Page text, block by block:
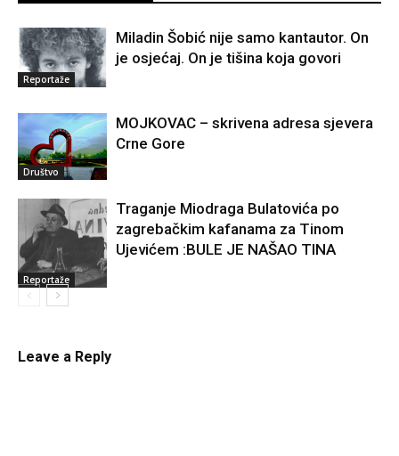
Reportaže
Miladin Šobić nije samo kantautor. On
je osjećaj. On je tišina koja govori
Društvo
MOJKOVAC – skrivena adresa sjevera
Crne Gore
Reportaže
Traganje Miodraga Bulatovića po
zagrebačkim kafanama za Tinom
Ujevićem :BULE JE NAŠAO TINA
Leave a Reply